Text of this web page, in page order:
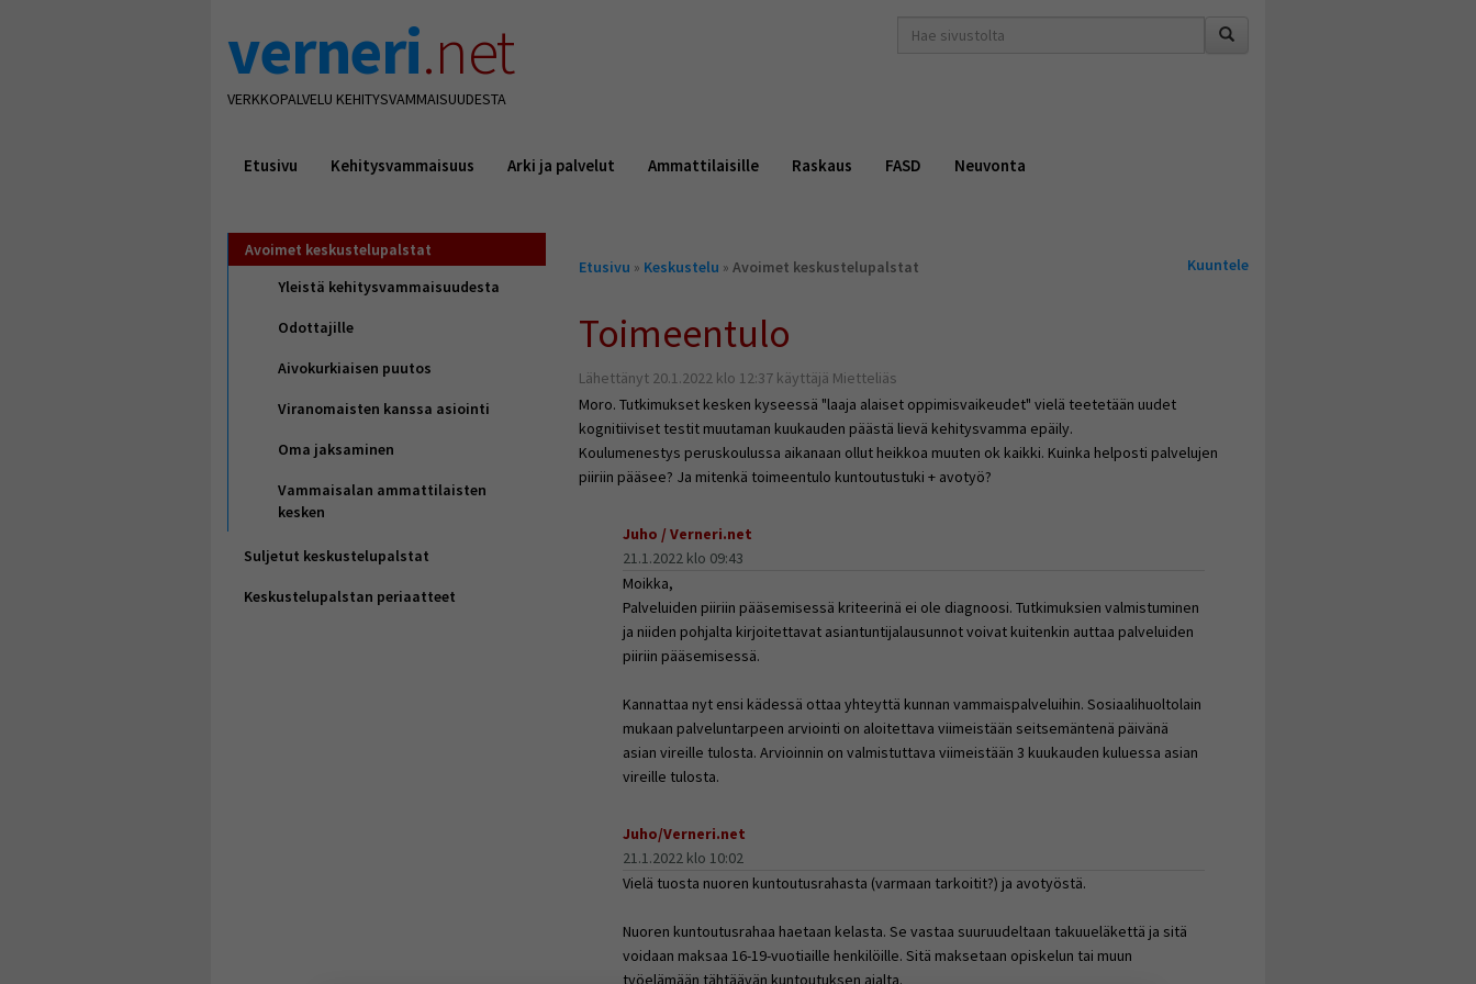
verneri.net
VERKKOPALVELU KEHITYSVAMMAISUUDESTA
hakusana(t)
Etusivu Kehitysvammaisuus Arki ja palvelut Ammattilaisille Raskaus FASD Neuvonta
Avoimet keskustelupalstat
Yleistä kehitysvammaisuudesta
Odottajille
Aivokurkiaisen puutos
Viranomaisten kanssa asiointi
Oma jaksaminen
Vammaisalan ammattilaisten
kesken
Suljetut keskustelupalstat
Keskustelupalstan periaatteet
Olet
Etusivu » Keskustelu » Avoimet keskustelupalstat Kuuntele
Toimeentulo
Lähettänyt 20.1.2022 klo 12:37 käyttäjä Mietteliäs
Moro. Tutkimukset kesken kyseessä "laaja alaiset oppimisvaikeudet" vielä teetetään uudet
kognitiiviset testit muutaman kuukauden päästä lievä kehitysvamma epäily.
Koulumenestys peruskoulussa aikanaan ollut heikkoa muuten ok kaikki. Kuinka helposti palvelujen
piiriin pääsee? Ja mitenkä toimeentulo kuntoutustuki + avotyö?
Juho / Verneri.net
21.1.2022 klo 09:43
Moikka,
Palveluiden piiriin pääsemisessä kriteerinä ei ole diagnoosi. Tutkimuksien valmistuminen
ja niiden pohjalta kirjoitettavat asiantuntijalausunnot voivat kuitenkin auttaa palveluiden
piiriin pääsemisessä.
Kannattaa nyt ensi kädessä ottaa yhteyttä kunnan vammaispalveluihin. Sosiaalihuoltolain
mukaan palveluntarpeen arviointi on aloitettava viimeistään seitsemäntenä päivänä
asian vireille tulosta. Arvioinnin on valmistuttava viimeistään 3 kuukauden kuluessa asian
vireille tulosta.
Juho/Verneri.net
21.1.2022 klo 10:02
Vielä tuosta nuoren kuntoutusrahasta (varmaan tarkoitit?) ja avotyöstä.
Nuoren kuntoutusrahaa haetaan kelasta. Se vastaa suuruudeltaan takuueläkettä ja sitä
voidaan maksaa 16-19-vuotiaille henkilöille. Sitä maksetaan opiskelun tai muun
työelämään tähtäävän kuntoutuksen ajalta.